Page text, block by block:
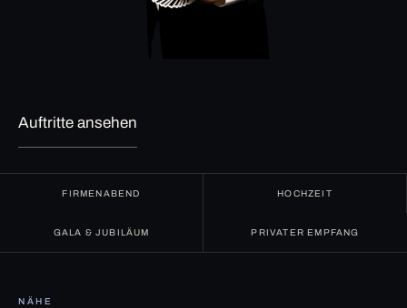
Auftritte ansehen
FIRMENABEND HOCHZEIT
GALA & JUBILÄUM PRIVATER EMPFANG
NÄHE